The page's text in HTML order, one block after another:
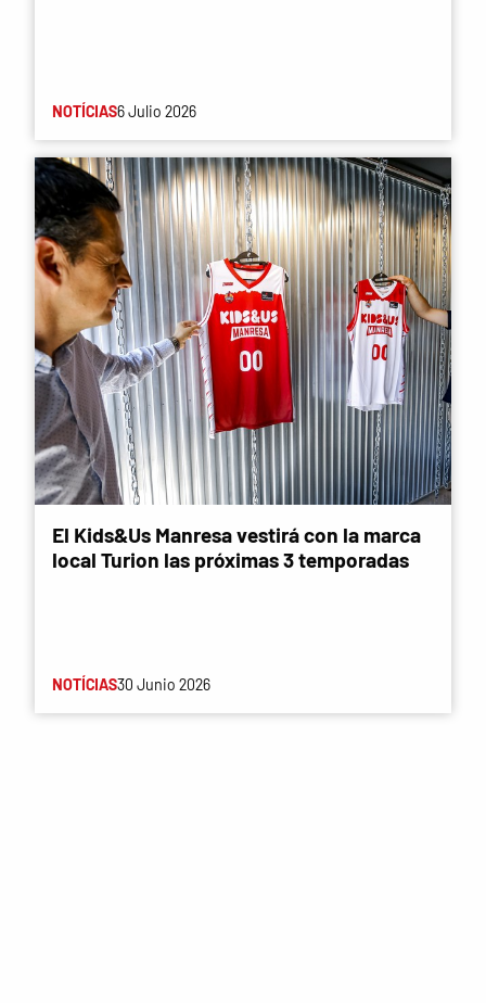
NOTÍCIAS6 Julio 2026
El Kids&Us Manresa vestirá con la marca
local Turion las próximas 3 temporadas
NOTÍCIAS30 Junio 2026